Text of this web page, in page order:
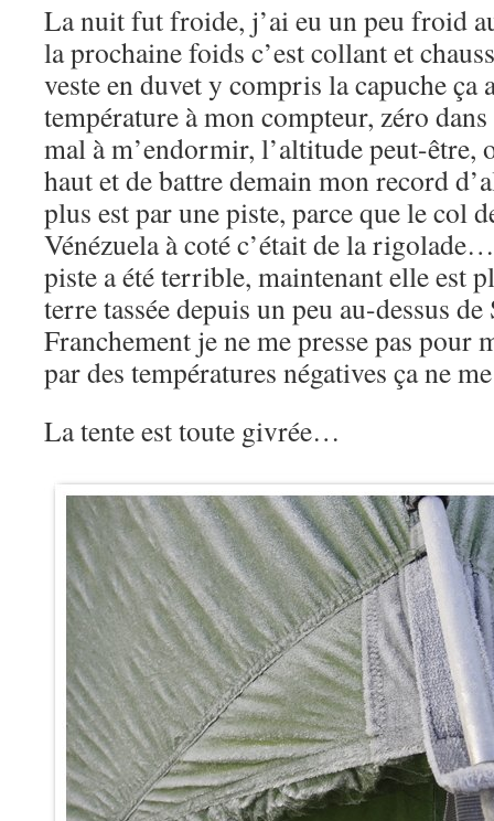
La nuit fut froide, j’ai eu un peu froid
la prochaine foids c’est collant et
veste en duvet y compris la capuche
température à mon compteur, zéro
mal à m’endormir, l’altitude peut-être,
haut et de battre demain mon record
plus est par une piste, parce que le col
Vénézuela à coté c’était de la
piste a été terrible, maintenant elle est
terre tassée depuis un peu au-dessus
Franchement je ne me presse pas pour
par des températures négatives ça ne
La tente est toute givrée…